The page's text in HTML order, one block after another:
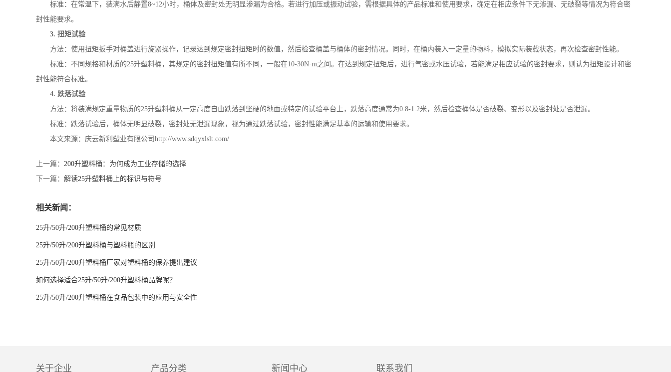
标准：在常温下，装满水后静置8~12小时，桶体及密封处无明显渗漏为合格。若进行加压或振动试验，需根据具体的产品标准和使用要求，确定在相应条件下无渗漏、无破裂等情况为符合密
封性能要求。
3.扭矩试验
方法：使用扭矩扳手对桶盖进行旋紧操作，记录达到规定密封扭矩时的数值，然后检查桶盖与桶体的密封情况。同时，在桶内装入一定量的物料，模拟实际装载状态，再次检查密封性能。
标准：不同规格和材质的25升塑料桶，其规定的密封扭矩值有所不同，一般在10-30N·m之间。在达到规定扭矩后，进行气密或水压试验，若能满足相应试验的密封要求，则认为扭矩设计和密
封性能符合标准。
4.跌落试验
方法：将装满规定重量物质的25升塑料桶从一定高度自由跌落到坚硬的地面或特定的试验平台上，跌落高度通常为0.8-1.2米，然后检查桶体是否破裂、变形以及密封处是否泄漏。
标准：跌落试验后，桶体无明显破裂，密封处无泄漏现象，视为通过跌落试验，密封性能满足基本的运输和使用要求。
本文来源：庆云新利塑业有限公司 http://www.sdqyxlslt.com/
上一篇： 200升塑料桶：为何成为工业存储的选择
下一篇： 解读25升塑料桶上的标识与符号
相关新闻：
25升/50升/200升塑料桶的常见材质
25升/50升/200升塑料桶与塑料瓶的区别
25升/50升/200升塑料桶厂家对塑料桶的保养提出建议
如何选择适合25升/50升/200升塑料桶品牌呢？
25升/50升/200升塑料桶在食品包装中的应用与安全性
关于企业 产品分类 新闻中心 联系我们